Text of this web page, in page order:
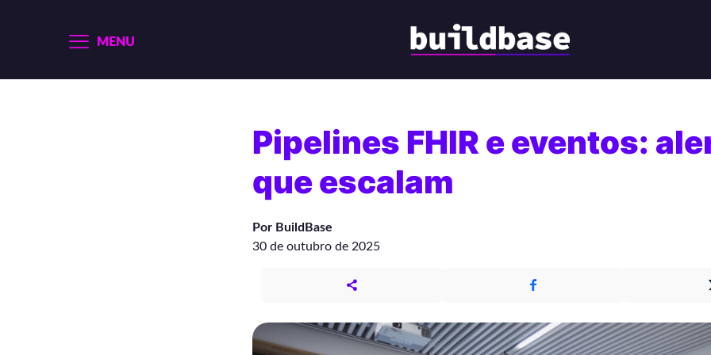
MENU
Pipelines FHIR e eventos:
que escalam
Por BuildBase
30 de outubro de 2025